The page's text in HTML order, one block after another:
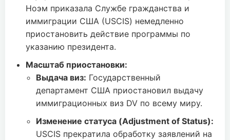
Ноэм приказала Службе гражданства и
иммиграции США (USCIS) немедленно
приостановить действие программы по
указанию президента.
Масштаб приостановки:
Выдача виз: Государственный
департамент США приостановил выдачу
иммиграционных виз DV по всему миру.
Изменение статуса (Adjustment of Status):
USCIS прекратила обработку заявлений на